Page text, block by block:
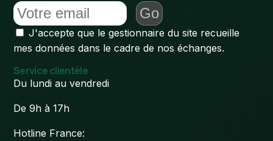
J'accepte que le gestionnaire du site recueille
mes données dans le cadre de nos échanges.
Service clientèle
Du lundi au vendredi
De 9h à 17h
Hotline France: